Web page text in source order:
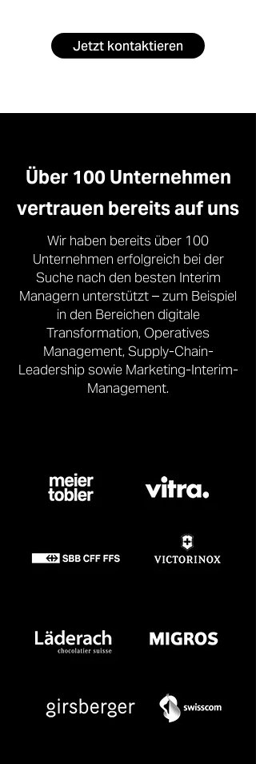
Jetzt kontaktieren
Über 100 Unternehmen
vertrauen bereits auf uns
Wir haben bereits über 100
Unternehmen erfolgreich bei der
Suche nach den besten Interim
Managern unterstützt – zum Beispiel
in den Bereichen digitale
Transformation, Operatives
Management, Supply-Chain-
Leadership sowie Marketing-Interim-
Management.